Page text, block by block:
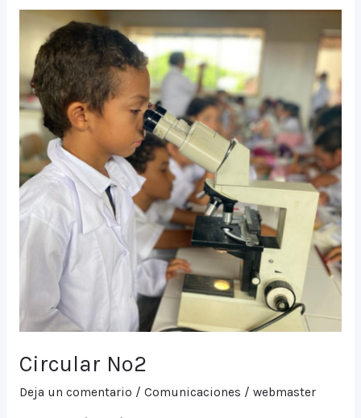
el
año
académico
2026!
Circular Nº2
Deja un comentario / Comunicaciones / webmaster